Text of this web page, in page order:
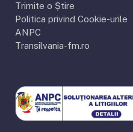
Trimite o Știre
Politica privind Cookie-urile
ANPC
Transilvania-fm.ro